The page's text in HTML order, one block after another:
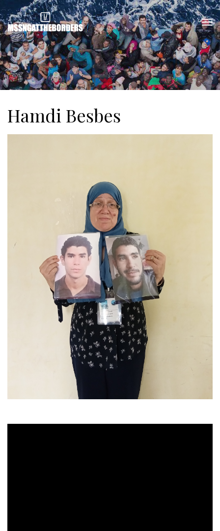
Hamdi Besbes